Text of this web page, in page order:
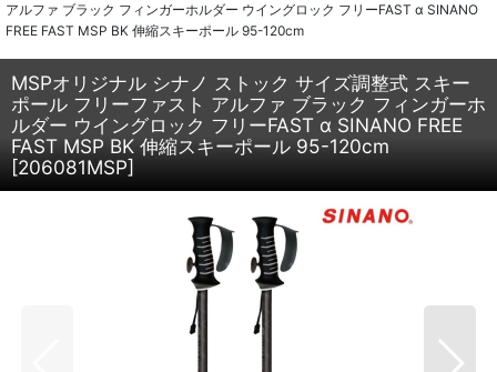
アルファ ブラック フィンガーホルダー ウイングロック フリーFAST α SINANO
FREE FAST MSP BK 伸縮スキーポール 95-120cm
MSPオリジナル シナノ ストック サイズ調整式 スキー
ポール フリーファスト アルファ ブラック フィンガーホ
ルダー ウイングロック フリーFAST α SINANO FREE
FAST MSP BK 伸縮スキーポール 95-120cm
[206081MSP]